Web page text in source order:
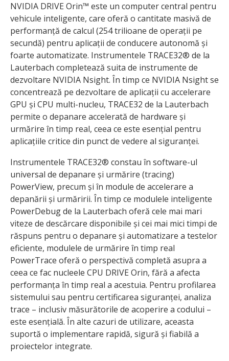
NVIDIA DRIVE Orin™ este un computer central pentru
vehicule inteligente, care oferă o cantitate masivă de
performanță de calcul (254 trilioane de operații pe
secundă) pentru aplicații de conducere autonomă și
foarte automatizate. Instrumentele TRACE32® de la
Lauterbach completează suita de instrumente de
dezvoltare NVIDIA Nsight. În timp ce NVIDIA Nsight se
concentrează pe dezvoltare de aplicații cu accelerare
GPU și CPU multi-nucleu, TRACE32 de la Lauterbach
permite o depanare accelerată de hardware și
urmărire în timp real, ceea ce este esențial pentru
aplicațiile critice din punct de vedere al siguranței.
Instrumentele TRACE32® constau în software-ul
universal de depanare și urmărire (tracing)
PowerView, precum și în module de accelerare a
depanării și urmăririi. În timp ce modulele inteligente
PowerDebug de la Lauterbach oferă cele mai mari
viteze de descărcare disponibile și cei mai mici timpi de
răspuns pentru o depanare și automatizare a testelor
eficiente, modulele de urmărire în timp real
PowerTrace oferă o perspectivă completă asupra a
ceea ce fac nucleele CPU DRIVE Orin, fără a afecta
performanța în timp real a acestuia. Pentru profilarea
sistemului sau pentru certificarea siguranței, analiza
trace – inclusiv măsurătorile de acoperire a codului –
este esențială. În alte cazuri de utilizare, aceasta
suportă o implementare rapidă, sigură și fiabilă a
proiectelor integrate.